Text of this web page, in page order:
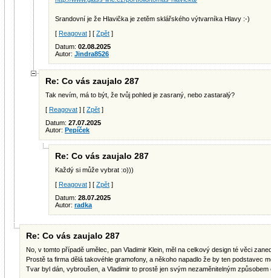
Srandovní je že Hlavička je zetěm sklářského výtvarníka Hlavy :-)
[ Reagovat ] [ Zpět ]
Datum: 02.08.2025
Autor: Jindra8526
Re: Co vás zaujalo 287
Tak nevím, má to být, že tvůj pohled je zasraný, nebo zastaralý?
[ Reagovat ] [ Zpět ]
Datum: 27.07.2025
Autor: Pepíček
Re: Co vás zaujalo 287
Každý si může vybrat :o)))
[ Reagovat ] [ Zpět ]
Datum: 28.07.2025
Autor: radka
Re: Co vás zaujalo 287
No, v tomto případě umělec, pan Vladimir Klein, měl na celkový design té věci
Prostě ta firma dělá takovéhle gramofony, a někoho napadlo že by ten podstavec
Tvar byl dán, vybroušen, a Vladimir to prostě jen svým nezaměnitelným způsobem